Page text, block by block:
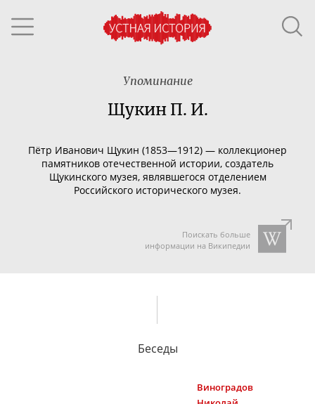
Упоминание
Щукин П. И.
Пётр Иванович Щукин (1853—1912) — коллекционер
памятников отечественной истории, создатель
Щукинского музея, являвшегося отделением
Российского исторического музея.
Поискать больше
информации на Википедии
Беседы
Виноградов